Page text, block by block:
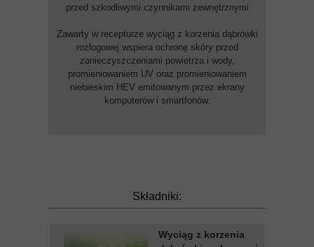
przed szkodliwymi czynnikami zewnętrznymi
Zawarty w recepturze wyciąg z korzenia dąbrówki
rozłogowej wspiera ochronę skóry przed
zanieczyszczeniami powietrza i wody,
promieniowaniem UV oraz promieniowaniem
niebieskim HEV emitowanym przez ekrany
komputerów i smartfonów.
Składniki:
Wyciąg z korzenia